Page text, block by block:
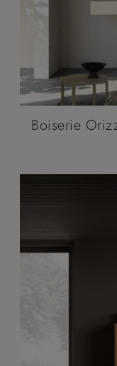
Boiserie